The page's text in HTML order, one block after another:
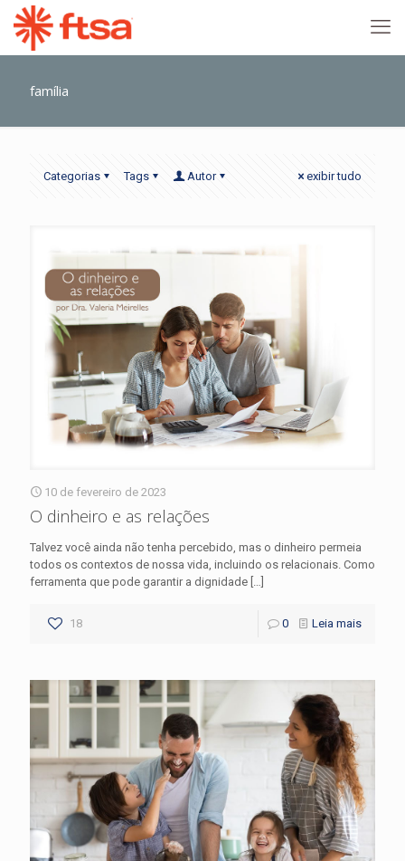
família
Categorias Tags Autor exibir tudo
10 de fevereiro de 2023
O dinheiro e as relações
Talvez você ainda não tenha percebido, mas o dinheiro permeia
todos os contextos de nossa vida, incluindo os relacionais. Como
ferramenta que pode garantir a dignidade […]
18 0 Leia mais